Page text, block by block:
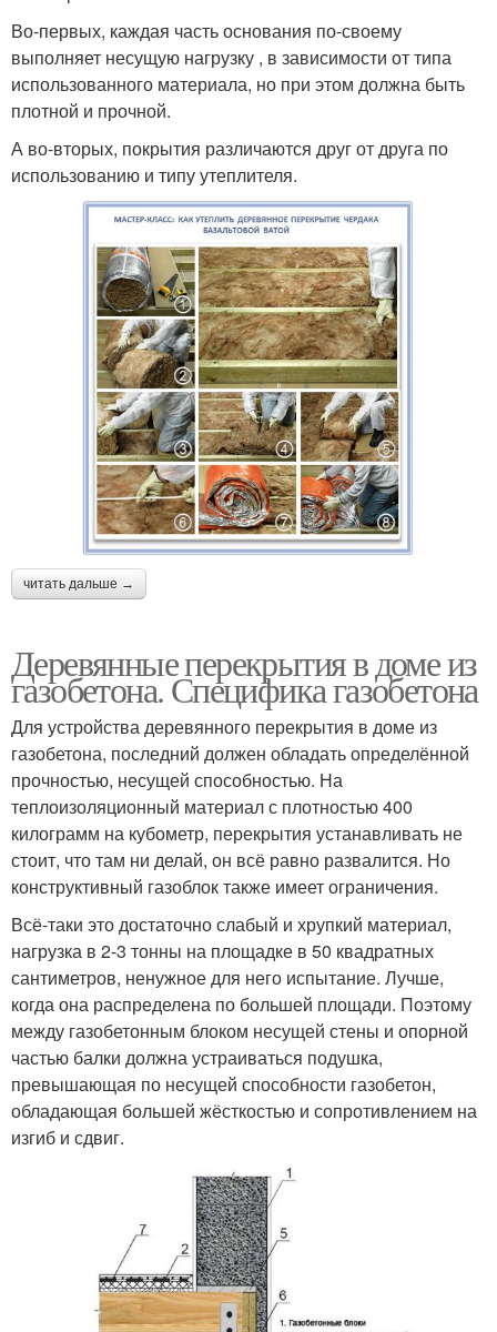
Во-первых, каждая часть основания по-своему
выполняет несущую нагрузку , в зависимости от типа
использованного материала, но при этом должна быть
плотной и прочной.
А во-вторых, покрытия различаются друг от друга по
использованию и типу утеплителя.
читать дальше →
Деревянные перекрытия в доме из
газобетона. Специфика газобетона
Для устройства деревянного перекрытия в доме из
газобетона, последний должен обладать определённой
прочностью, несущей способностью. На
теплоизоляционный материал с плотностью 400
килограмм на кубометр, перекрытия устанавливать не
стоит, что там ни делай, он всё равно развалится. Но
конструктивный газоблок также имеет ограничения.
Всё-таки это достаточно слабый и хрупкий материал,
нагрузка в 2-3 тонны на площадке в 50 квадратных
сантиметров, ненужное для него испытание. Лучше,
когда она распределена по большей площади. Поэтому
между газобетонным блоком несущей стены и опорной
частью балки должна устраиваться подушка,
превышающая по несущей способности газобетон,
обладающая большей жёсткостью и сопротивлением на
изгиб и сдвиг.